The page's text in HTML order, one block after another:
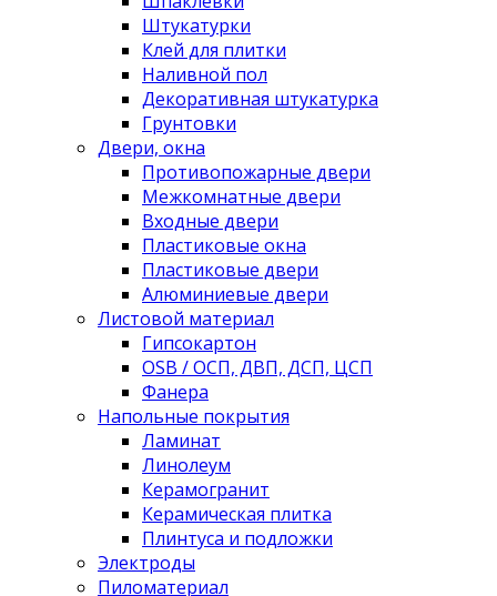
Штукатурки
Клей для плитки
Наливной пол
Декоративная штукатурка
Грунтовки
Двери, окна
Противопожарные двери
Межкомнатные двери
Входные двери
Пластиковые окна
Пластиковые двери
Алюминиевые двери
Листовой материал
Гипсокартон
OSB / ОСП, ДВП, ДСП, ЦСП
Фанера
Напольные покрытия
Ламинат
Линолеум
Керамогранит
Керамическая плитка
Плинтуса и подложки
Электроды
Пиломатериал